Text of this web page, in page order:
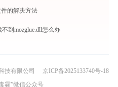
件的解决方法
到mozglue.dll怎么办
技有限公司
京ICP备2025133740号-18
霸”微信公众号